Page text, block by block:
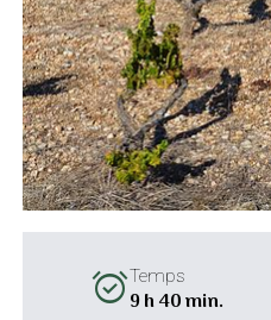
alarm_onTemps
9 h 40 min.